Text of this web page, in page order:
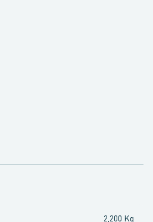
2,200 Kg